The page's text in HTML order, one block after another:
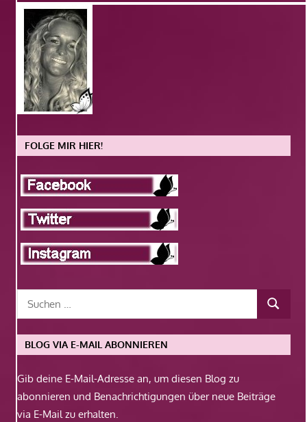
FOLGE MIR HIER!
BLOG VIA E-MAIL ABONNIEREN
Gib deine E-Mail-Adresse an, um diesen Blog zu
abonnieren und Benachrichtigungen über neue Beiträge
via E-Mail zu erhalten.